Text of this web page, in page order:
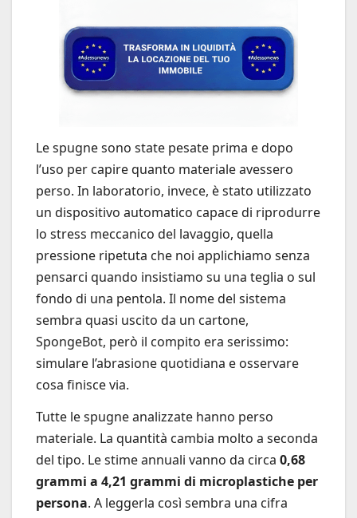
Le spugne sono state pesate prima e dopo
l’uso per capire quanto materiale avessero
perso. In laboratorio, invece, è stato utilizzato
un dispositivo automatico capace di riprodurre
lo stress meccanico del lavaggio, quella
pressione ripetuta che noi applichiamo senza
pensarci quando insistiamo su una teglia o sul
fondo di una pentola. Il nome del sistema
sembra quasi uscito da un cartone,
SpongeBot, però il compito era serissimo:
simulare l’abrasione quotidiana e osservare
cosa finisce via.
Tutte le spugne analizzate hanno perso
materiale. La quantità cambia molto a seconda
del tipo. Le stime annuali vanno da circa 0,68
grammi a 4,21 grammi di microplastiche per
persona. A leggerla così sembra una cifra